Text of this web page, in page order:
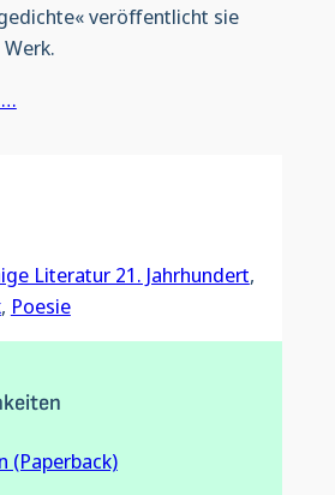
veröffentlicht sie
Literatur 21. Jahrhundert
, Poesie
(Paperback)